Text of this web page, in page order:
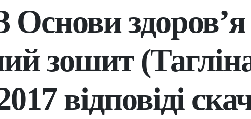
Основи
зошит
відповіді